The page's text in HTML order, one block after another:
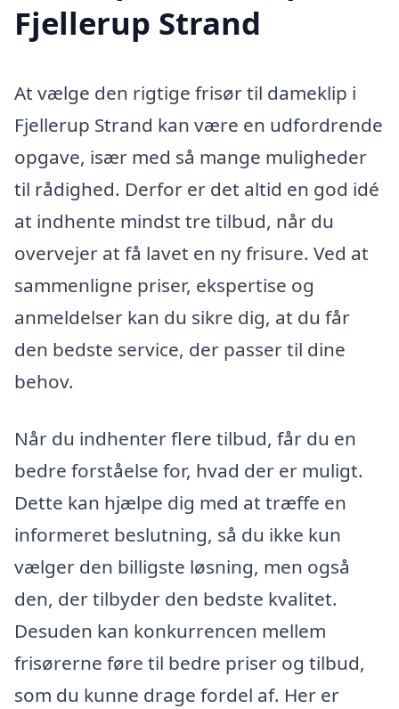
Fjellerup Strand
At vælge den rigtige frisør til dameklip i
Fjellerup Strand kan være en udfordrende
opgave, især med så mange muligheder
til rådighed. Derfor er det altid en god idé
at indhente mindst tre tilbud, når du
overvejer at få lavet en ny frisure. Ved at
sammenligne priser, ekspertise og
anmeldelser kan du sikre dig, at du får
den bedste service, der passer til dine
behov.
Når du indhenter flere tilbud, får du en
bedre forståelse for, hvad der er muligt.
Dette kan hjælpe dig med at træffe en
informeret beslutning, så du ikke kun
vælger den billigste løsning, men også
den, der tilbyder den bedste kvalitet.
Desuden kan konkurrencen mellem
frisørerne føre til bedre priser og tilbud,
som du kunne drage fordel af. Her er